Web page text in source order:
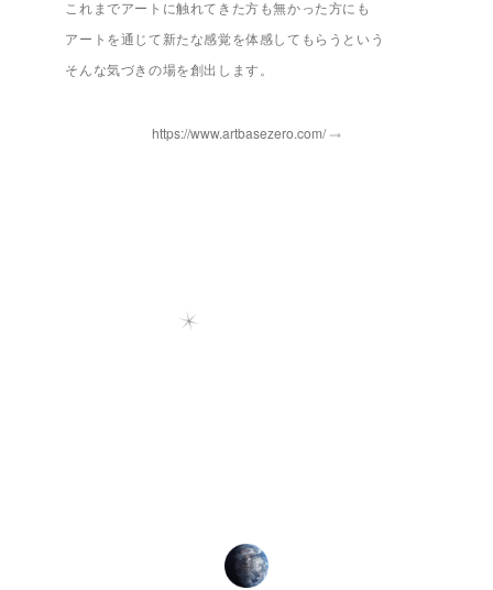
これまでアートに触れてきた方も無かった方にも
アートを通じて新たな感覚を体感してもらうという
そんな気づきの場を創出します。
https://www.artbasezero.com/